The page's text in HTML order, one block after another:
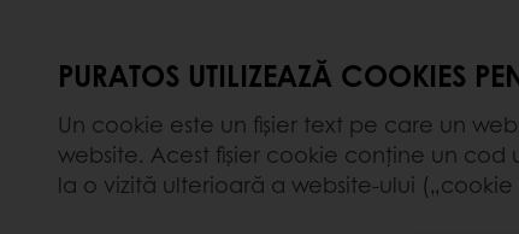
PURATOS UTILIZEAZĂ COOKIES
Un cookie este un fișier text pe care un
website. Acest fișier cookie conține un
la o vizită ulterioară a website-ului